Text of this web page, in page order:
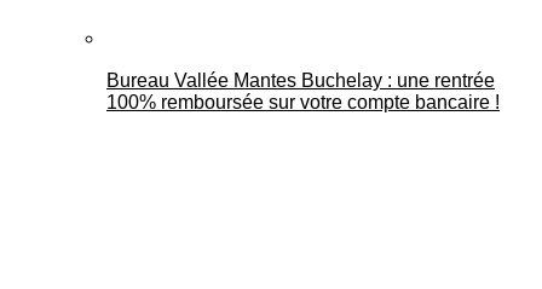
Bureau Vallée Mantes Buchelay : une rentrée
100% remboursée sur votre compte bancaire !